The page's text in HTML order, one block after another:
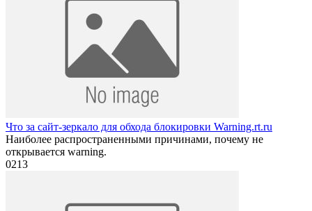
Что за сайт-зеркало для обхода блокировки Warning.rt.ru
Наиболее распространенными причинами, почему не
открывается warning.
0213